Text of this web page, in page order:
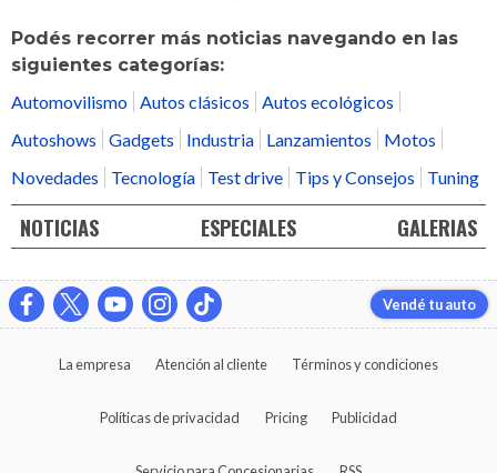
Podés recorrer más noticias navegando en las
siguientes categorías:
Automovilismo Autos clásicos
Autos ecológicos
Autoshows
Gadgets Industria Lanzamientos
Motos
Novedades
Tecnología Test drive Tips y Consejos Tuning
NOTICIAS ESPECIALES GALERIAS
Vendé tu auto
La empresa Atención al cliente Términos y condiciones
Políticas de privacidad Pricing Publicidad